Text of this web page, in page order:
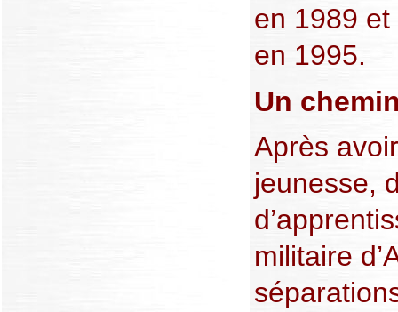
en 1989
en 1995.
Un
Après
jeunesse,
militaire